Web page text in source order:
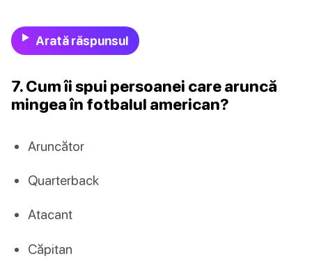
Arată răspunsul
7. Cum îi spui persoanei care aruncă
mingea în fotbalul american?
Aruncător
Quarterback
Atacant
Căpitan